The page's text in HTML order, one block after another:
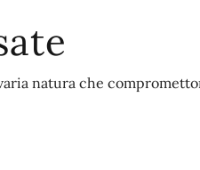
natura che